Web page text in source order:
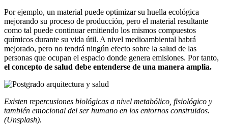
Por ejemplo, un material puede optimizar su huella ecológica
mejorando su proceso de producción, pero el material resultante
como tal puede continuar emitiendo los mismos compuestos
químicos durante su vida útil. A nivel medioambiental habrá
mejorado, pero no tendrá ningún efecto sobre la salud de las
personas que ocupan el espacio donde genera emisiones. Por tanto,
el concepto de salud debe entenderse de una manera amplia.
Existen repercusiones biológicas a nivel metabólico, fisiológico y
también emocional del ser humano en los entornos construidos.
(Unsplash).